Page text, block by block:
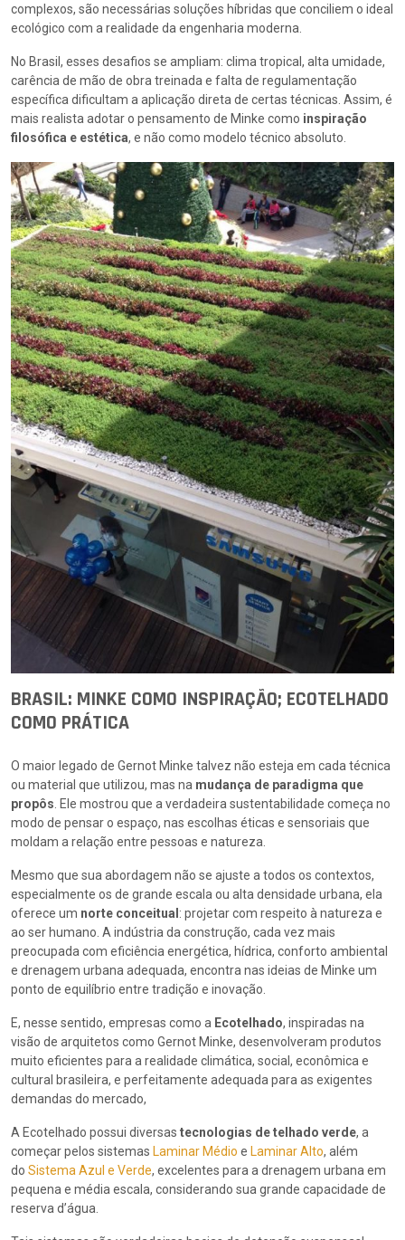
complexos, são necessárias soluções híbridas que conciliem o ideal
ecológico com a realidade da engenharia moderna.
No Brasil, esses desafios se ampliam: clima tropical, alta umidade,
carência de mão de obra treinada e falta de regulamentação
específica dificultam a aplicação direta de certas técnicas. Assim, é
mais realista adotar o pensamento de Minke como inspiração
filosófica e estética, e não como modelo técnico absoluto.
BRASIL: MINKE COMO INSPIRAÇÃO; ECOTELHADO
COMO PRÁTICA
O maior legado de Gernot Minke talvez não esteja em cada técnica
ou material que utilizou, mas na mudança de paradigma que
propôs . Ele mostrou que a verdadeira sustentabilidade começa no
modo de pensar o espaço, nas escolhas éticas e sensoriais que
moldam a relação entre pessoas e natureza.
Mesmo que sua abordagem não se ajuste a todos os contextos,
especialmente os de grande escala ou alta densidade urbana, ela
oferece um norte conceitual : projetar com respeito à natureza e
ao ser humano. A indústria da construção, cada vez mais
preocupada com eficiência energética, hídrica, conforto ambiental
e drenagem urbana adequada, encontra nas ideias de Minke um
ponto de equilíbrio entre tradição e inovação.
E, nesse sentido, empresas como a Ecotelhado, inspiradas na
visão de arquitetos como Gernot Minke, desenvolveram produtos
muito eficientes para a realidade climática, social, econômica e
cultural brasileira, e perfeitamente adequada para as exigentes
demandas do mercado,
A Ecotelhado possui diversas tecnologias de telhado verde, a
começar pelos sistemas Laminar Médio e Laminar Alto, além
do Sistema Azul e Verde, excelentes para a drenagem urbana em
pequena e média escala, considerando sua grande capacidade de
reserva d’água.